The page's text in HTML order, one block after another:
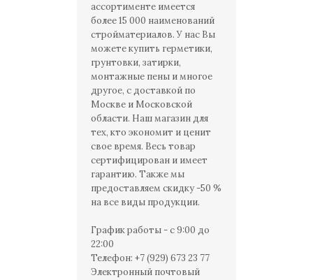
ассортименте имеется
более 15 000 наименований
стройматериалов. У нас Вы
можете купить герметики,
грунтовки, затирки,
монтажные пены и многое
другое, с доставкой по
Москве и Московской
области. Наш магазин для
тех, кто экономит и ценит
свое время. Весь товар
сертифицирован и имеет
гарантию. Также мы
предоставляем скидку -50 %
на все виды продукции.
График работы - с 9:00 до
22:00
Телефон: +7 (929) 673 23 77
Электронный почтовый